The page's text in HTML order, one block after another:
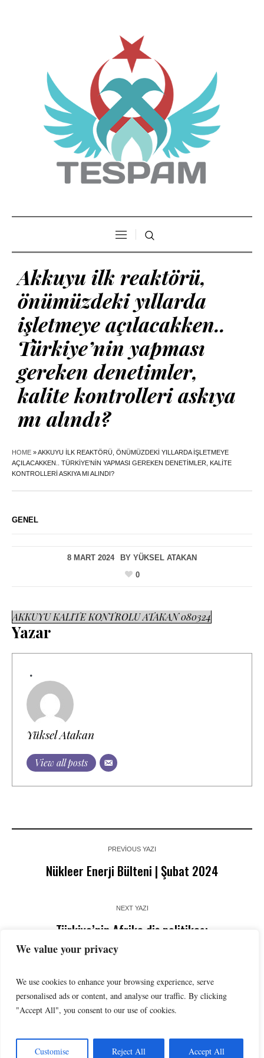
We value your privacy
We use cookies to enhance your browsing experience, serve
personalised ads or content, and analyse our traffic. By clicking
"Accept All", you consent to our use of cookies.
Customise Reject All Accept All
Akkuyu ilk reaktörü,
önümüzdeki yıllarda
işletmeye açılacakken..
Türkiye’nin yapması
gereken denetimler,
kalite kontrolleri askıya
mı alındı?
HOME »AKKUYU ILK REAKTÖRÜ, ÖNÜMÜZDEKI YILLARDA IŞLETMEYE
AÇILACAKKEN.. TÜRKIYE’NIN YAPMASI GEREKEN DENETIMLER, KALITE
KONTROLLERI ASKIYA MI ALINDI?
GENEL
8 MART 2024 BY YÜKSEL ATAKAN
0
AKKUYU KALITE KONTROLU ATAKAN 080324
Yazar
Yüksel Atakan
View all posts
PREVIOUS YAZI
Nükleer Enerji Bülteni | Şubat 2024
NEXT YAZI
Türkiye’nin Afrika diş politikası
çerçevesinde;Türkiye –Somali Antlaşması